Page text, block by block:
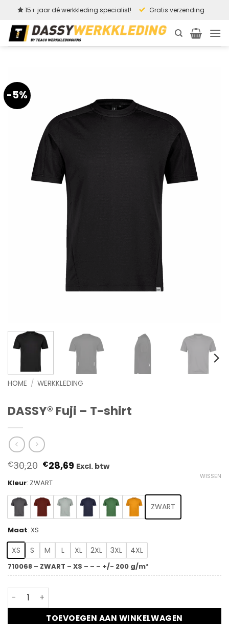
inhoud
15+ jaar dé werkkleding specialist! Gratis verzending
-5%
HOME / WERKKLEDING
DASSY® Fuji – T-shirt
€30,20 Oorspronkelijke
prijs
was:
€30,20.
€28,69Huidige
€28,69.
Excl. btw
Kleur: ZWART
ZWART
Maat: XS
XS S M L XL 2XL 3XL 4XL
WISSEN
710068 – ZWART – XS – – – +/- 200 g/m²
DASSY® Fuji - T-shirt aantal
TOEVOEGEN AAN WINKELWAGEN